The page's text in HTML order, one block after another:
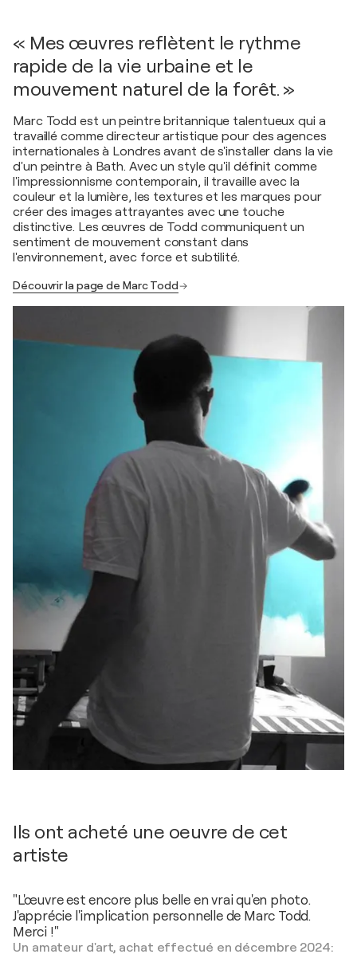
« Mes œuvres reflètent le rythme
rapide de la vie urbaine et le
mouvement naturel de la forêt. »
Marc Todd est un peintre britannique talentueux qui a
travaillé comme directeur artistique pour des agences
internationales à Londres avant de s'installer dans la vie
d'un peintre à Bath. Avec un style qu'il définit comme
l'impressionnisme contemporain, il travaille avec la
couleur et la lumière, les textures et les marques pour
créer des images attrayantes avec une touche
distinctive. Les œuvres de Todd communiquent un
sentiment de mouvement constant dans
l'environnement, avec force et subtilité.
Découvrir la page de Marc Todd
Ils ont acheté une oeuvre de cet
artiste
"L'œuvre est encore plus belle en vrai qu'en photo.
J'apprécie l'implication personnelle de Marc Todd.
Merci !"
Un amateur d'art, achat effectué en décembre 2024: